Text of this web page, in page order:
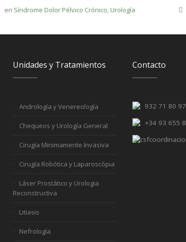
en Síndrome Dolor Pélvico Crónico, Urología
Unidades y Tratamientos
Andrología y Venereología
Chequeos y Urología General
Cirugía Minimamente Invasiva
Cirugía Robótica y Laparoscópia
Láser Prostático y Urologia
Reconstructiva
Litiasis
Nefrología
Contacto
932 71 80 97
+34 93 655